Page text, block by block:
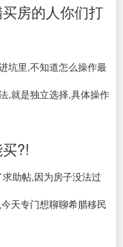
房的人你们打
坑里,不知道怎么操作最
,就是独立选择,具体操作
?!
助帖,因为房子没法过
天专门想聊聊希腊移民